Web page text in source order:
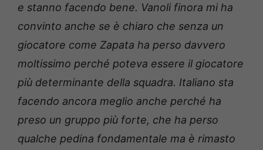
e stanno facendo bene. Vanoli finora mi ha
convinto anche se è chiaro che senza un
giocatore come Zapata ha perso davvero
moltissimo perché poteva essere il giocatore
più determinante della squadra. Italiano sta
facendo ancora meglio anche perché ha
preso un gruppo più forte, che ha perso
qualche pedina fondamentale ma è rimasto